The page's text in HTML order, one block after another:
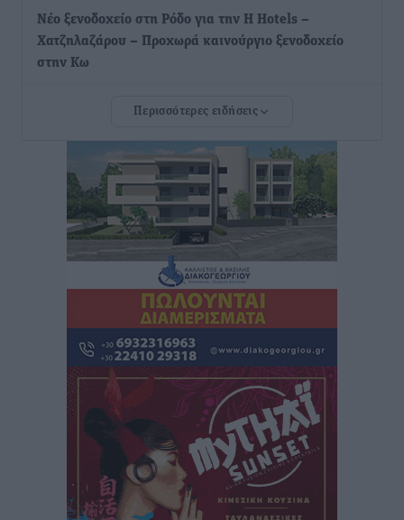
Νέο ξενοδοχείο στη Ρόδο για την H Hotels –
Χατζηλαζάρου – Προχωρά καινούργιο ξενοδοχείο
στην Κω
Μαστιχάρι – Αναποδογύρισε όχημα με μητέρα και
5χρονο παιδί
Τοπικές Ειδήσεις• πριν 2 ώρες
“Η Ευρώπη αντιμετώπιζε το προσφυγικό σαν ταινία
τρόμου” – Η συγκλονιστική μαρτυρία της Χαρούλας
Γιασιράνη στον RV για τα γεγονότα που οδήγησαν στο
Σύμφωνο της Λέρου
Τοπικές Ειδήσεις• πριν 2 ώρες
Συναυλία με τον Γιάννη Κότσιρα στις 21 Αυγούστου
Πολιτιστικά•
Έκτακτη συνεδρίαση της Δημοτικής Επιτροπής Ρόδου
αύριο Παρασκευή 7 Αυγούστου
Τοπικές Ειδήσεις• πριν 2 ώρες
Περισσότερες ειδήσεις